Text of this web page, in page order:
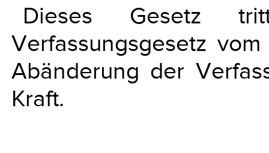
Dieses Gesetz
Verfassungsgesetz
Abänderung der
Kraft.